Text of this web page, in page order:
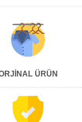
ÜRÜN